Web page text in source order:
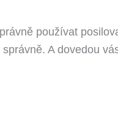
používat
A dovedou